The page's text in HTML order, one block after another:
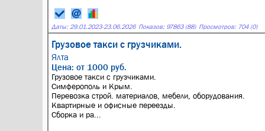
Даты: 29.01.2023-23.06.2026 Показов: 97863 (88) Просмотров: 704 (0)
Грузовое такси с грузчиками.
Ялта
Цена: от 1000 руб.
Грузовое такси с грузчиками.
Симферополь и Крым.
Перевозка строй. материалов, мебели, оборудования.
Квартирные и офисные переезды.
Сборка и ра...